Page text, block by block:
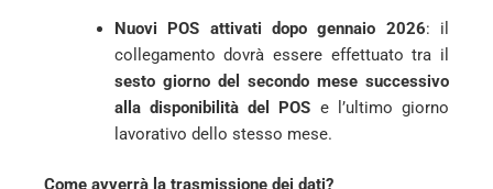
Nuovi POS attivati dopo gennaio 2026: il
collegamento dovrà essere effettuato tra il
sesto giorno del secondo mese successivo
alla disponibilità del POS e l’ultimo giorno
lavorativo dello stesso mese.
Come avverrà la trasmissione dei dati?